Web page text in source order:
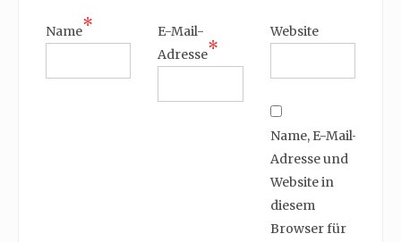
Name*
E-Mail-
Adresse*
Website
Name, E-Mail-
Adresse und
Website in
diesem
Browser für